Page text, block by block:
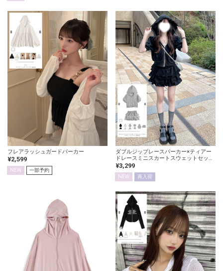
フレアラッシュガードパーカー
¥2,599
NEW 一部予約
ダブルジップレースパーカー×ティアー
ドレースミニスカートスウェットセット
アップ
¥3,299
NEW 再入荷